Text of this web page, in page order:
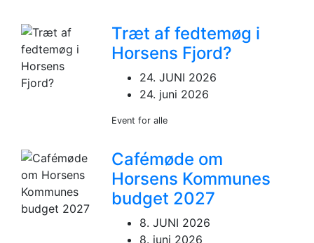
Træt af fedtemøg i
Horsens Fjord?
24. JUNI 2026
24. juni 2026
Event for alle
Cafémøde om
Horsens Kommunes
budget 2027
8. JUNI 2026
8. juni 2026